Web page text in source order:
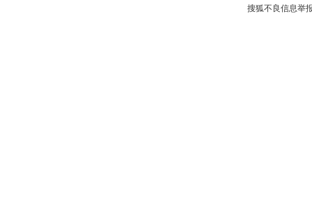
搜狐不良信息举